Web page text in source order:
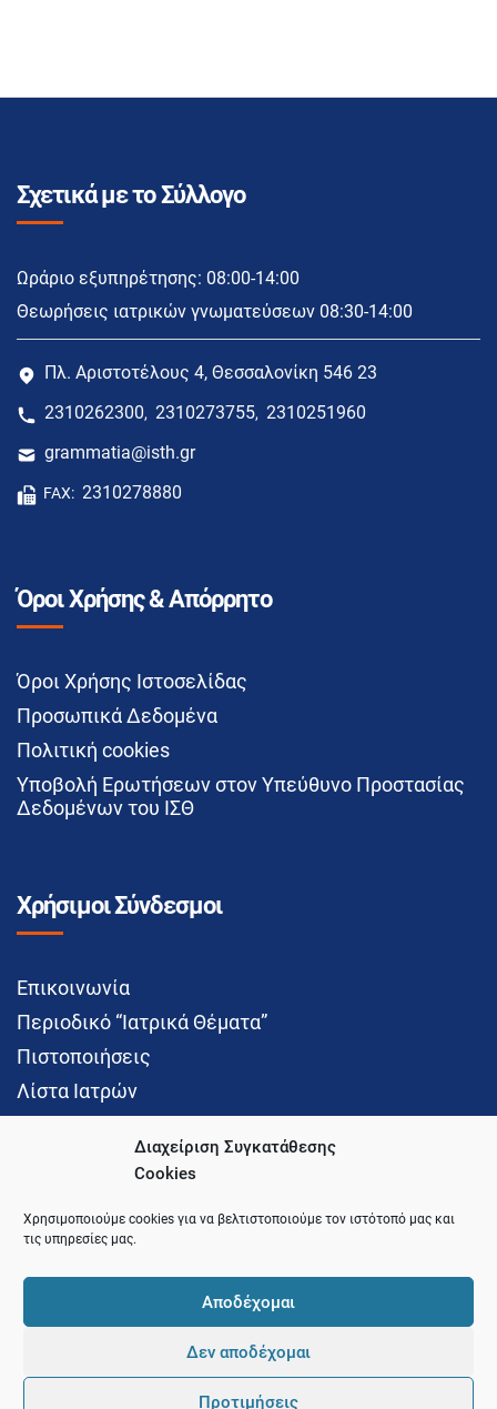
Διαχείριση Συγκατάθεσης
Cookies
Χρησιμοποιούμε cookies για να βελτιστοποιούμε τον ιστότοπό μας και
τις υπηρεσίες μας.
Αποδέχομαι
Δεν αποδέχομαι
Προτιμήσεις
Σχετικά με το Σύλλογο
Ωράριο εξυπηρέτησης: 08:00-14:00
Θεωρήσεις ιατρικών γνωματεύσεων 08:30-14:00
Πλ. Αριστοτέλους 4, Θεσσαλονίκη 546 23
2310262300, 2310273755, 2310251960
grammatia@isth.gr
FAX: 2310278880
Όροι Χρήσης & Απόρρητο
Όροι Χρήσης Ιστοσελίδας
Προσωπικά Δεδομένα
Πολιτική cookies
Υποβολή Ερωτήσεων στον Υπεύθυνο Προστασίας
Δεδομένων του ΙΣΘ
Χρήσιμοι Σύνδεσμοι
Επικοινωνία
Περιοδικό “Ιατρικά Θέματα”
Πιστοποιήσεις
Λίστα Ιατρών
Social Media
© 2021 Ιατρικός Σύλλογος Θεσσαλονίκης